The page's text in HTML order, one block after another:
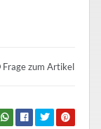
Frage zum Artikel